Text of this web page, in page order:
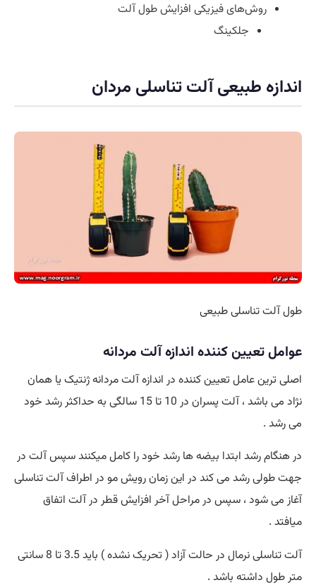
روش‌های فیزیکی افزایش طول آلت
جلکینگ
اندازه طبیعی آلت تناسلی مردان
طول آلت تناسلی طبیعی
عوامل تعیین کننده اندازه آلت مردانه
اصلی ترین عامل تعیین کننده در اندازه آلت مردانه ژنتیک یا همان
نژاد می باشد ، آلت پسران در 10 تا 15 سالگی به حداکثر رشد خود
می رشد .
در هنگام رشد ابتدا بیضه ها رشد خود را کامل میکنند سپس آلت در
جهت طولی رشد می کند در این زمان رویش مو در اطراف آلت تناسلی
آغاز می شود ، سپس در مراحل آخر افزایش قطر در آلت اتفاق
میافتد .
آلت تناسلی نرمال در حالت آزاد ( تحریک نشده ) باید 3.5 تا 8 سانتی
متر طول داشته باشد .